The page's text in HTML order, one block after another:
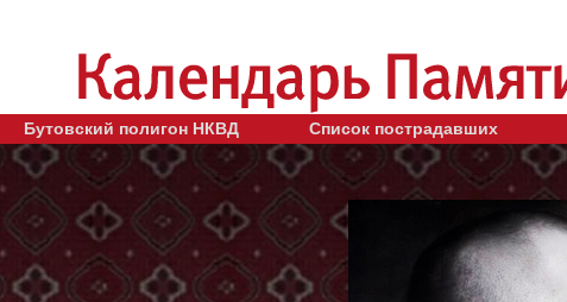
Бутовский полигон НКВД Список пострадавших